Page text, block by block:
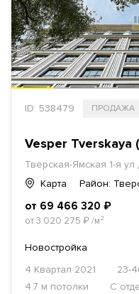
ID: 538479 ПРОДАЖА
Тверская-Ямская 1-я ул
Карта
Район:
от 69 466 320 ₽
от 3 020 275 ₽/м²
Новостройка
4 Квартал 2021
23-
4.7 м потолки
С